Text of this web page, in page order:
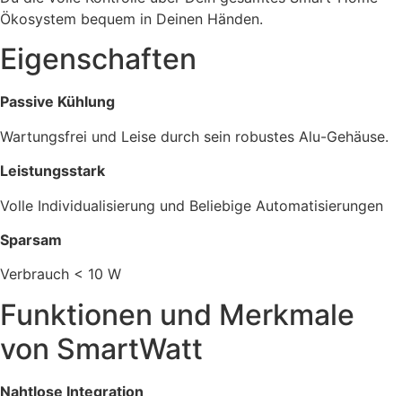
Ökosystem bequem in Deinen Händen.
Eigenschaften
Passive Kühlung
Wartungsfrei und Leise durch sein robustes Alu-Gehäuse.
Leistungsstark
Volle Individualisierung und Beliebige Automatisierungen
Sparsam
Verbrauch < 10 W
Funktionen und Merkmale
von SmartWatt
Nahtlose Integration